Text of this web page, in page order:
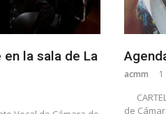
la sala de La
acmm
de